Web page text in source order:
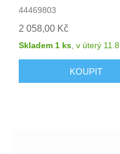
44469803
2 058,00 Kč
Skladem 1 ks ,v úterý 11.8.